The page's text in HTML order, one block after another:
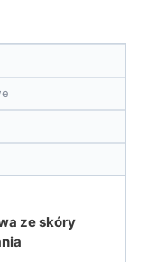
ze skóry